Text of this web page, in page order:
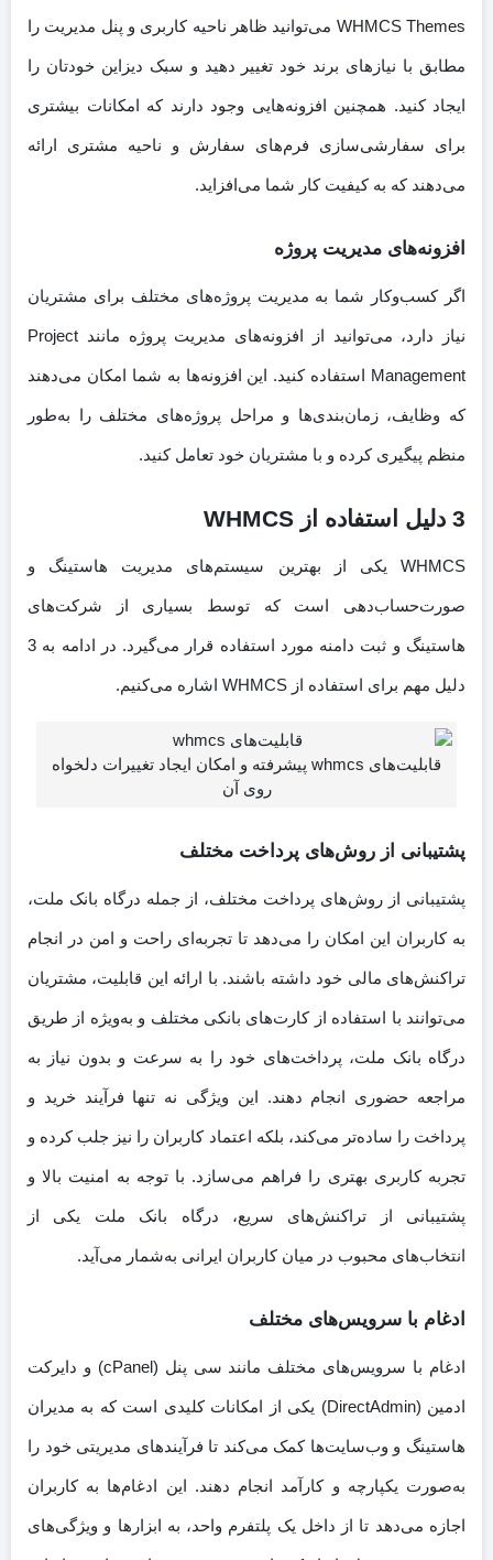
WHMCS Themes می‌توانید ظاهر ناحیه کاربری و پنل مدیریت را
مطابق با نیازهای برند خود تغییر دهید و سبک دیزاین خودتان را
ایجاد کنید. همچنین افزونه‌هایی وجود دارند که امکانات بیشتری
برای سفارشی‌سازی فرم‌های سفارش و ناحیه مشتری ارائه
می‌دهند که به کیفیت کار شما می‌افزاید.
افزونه‌های مدیریت پروژه
اگر کسب‌وکار شما به مدیریت پروژه‌های مختلف برای مشتریان
نیاز دارد، می‌توانید از افزونه‌های مدیریت پروژه مانند Project
Management استفاده کنید. این افزونه‌ها به شما امکان می‌دهند
که وظایف، زمان‌بندی‌ها و مراحل پروژه‌های مختلف را به‌طور
منظم پیگیری کرده و با مشتریان خود تعامل کنید.
3 دلیل استفاده از WHMCS
WHMCS یکی از بهترین سیستم‌های مدیریت هاستینگ و
صورت‌حساب‌دهی است که توسط بسیاری از شرکت‌های
هاستینگ و ثبت دامنه مورد استفاده قرار می‌گیرد. در ادامه به 3
دلیل مهم برای استفاده از WHMCS اشاره می‌کنیم.
قابلیت‌های whmcs پیشرفته و امکان ایجاد تغییرات دلخواه
روی آن
پشتیبانی از روش‌های پرداخت مختلف
پشتیبانی از روش‌های پرداخت مختلف، از جمله درگاه بانک ملت،
به کاربران این امکان را می‌دهد تا تجربه‌ای راحت و امن در انجام
تراکنش‌های مالی خود داشته باشند. با ارائه این قابلیت، مشتریان
می‌توانند با استفاده از کارت‌های بانکی مختلف و به‌ویژه از طریق
درگاه بانک ملت، پرداخت‌های خود را به سرعت و بدون نیاز به
مراجعه حضوری انجام دهند. این ویژگی نه تنها فرآیند خرید و
پرداخت را ساده‌تر می‌کند، بلکه اعتماد کاربران را نیز جلب کرده و
تجربه کاربری بهتری را فراهم می‌سازد. با توجه به امنیت بالا و
پشتیبانی از تراکنش‌های سریع، درگاه بانک ملت یکی از
انتخاب‌های محبوب در میان کاربران ایرانی به‌شمار می‌آید.
ادغام با سرویس‌های مختلف
ادغام با سرویس‌های مختلف مانند سی پنل (cPanel) و دایرکت
ادمین (DirectAdmin) یکی از امکانات کلیدی است که به مدیران
هاستینگ و وب‌سایت‌ها کمک می‌کند تا فرآیندهای مدیریتی خود را
به‌صورت یکپارچه و کارآمد انجام دهند. این ادغام‌ها به کاربران
اجازه می‌دهد تا از داخل یک پلتفرم واحد، به ابزارها و ویژگی‌های